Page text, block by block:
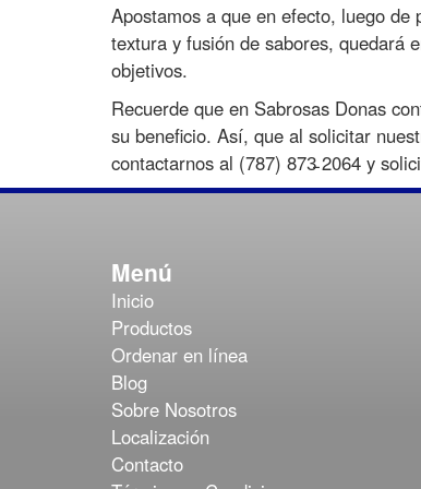
Apostamos a que en efecto, luego
textura y fusión de sabores, quedará
objetivos.
Recuerde que en Sabrosas Donas
su beneficio. Así, que al solicitar
contactarnos al (787) 873̵ 2064 y
Menú
Inicio
Productos
Ordenar en línea
Blog
Sobre Nosotros
Localización
Contacto